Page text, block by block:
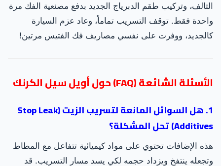
التالف، وتركيب طقم الدبرياج الجديد بدفع مصنعية الفك مرة
واحدة فقط. توقف التسريب تماماً، وعاد عزم السيارة
كالجديد، ووفرت على نفسي مصاريف فك الفتيس مرتين!
الأسئلة الشائعة (FAQ) حول أويل سيل الكرنك
1. هل السوائل المانعة لتسريب الزيت (Stop Leak
Additives) تحل المشكلة؟
هذه الإضافات تحتوي على مواد كيميائية تتفاعل مع المطاط
وتجعله ينتفخ ويزداد حجمه لكي يسد مسار التسريب. قد